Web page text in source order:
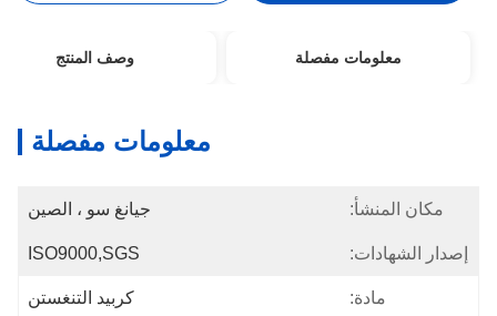
معلومات مفصلة وصف المنتج
معلومات مفصلة
مكان المنشأ: جيانغ سو ، الصين
إصدار الشهادات: ISO9000,SGS
مادة: كربيد التنغستن